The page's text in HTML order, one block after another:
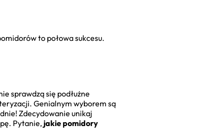
to połowa sukcesu.
sprawdzą się podłużne
Genialnym wyborem są
Zdecydowanie unikaj
Pytanie, jakie pomidory